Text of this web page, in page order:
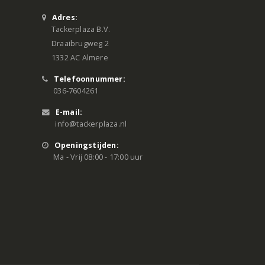
Adres:
Tackerplaza B.V.
Draaibrugweg 2
1332 AC Almere
Telefoonnummer:
036-7604261
E-mail:
info@tackerplaza.nl
Openingstijden:
Ma - Vrij 08:00 - 17:00 uur